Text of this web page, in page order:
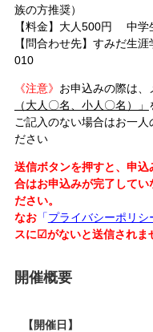
族の方推奨）
【料金】大人500円 中学
【問合わせ先】すみだ生
010
《注意》 お申込みの際は
（大人〇名、小人〇名）」
ご記入のない場合はお一
ださい
送信ボタンを押すと、申
合はお申込みが完了してい
ださい。
なお「プライバシーポリシ
スに☑がないと送信されま
開催概要
開催日